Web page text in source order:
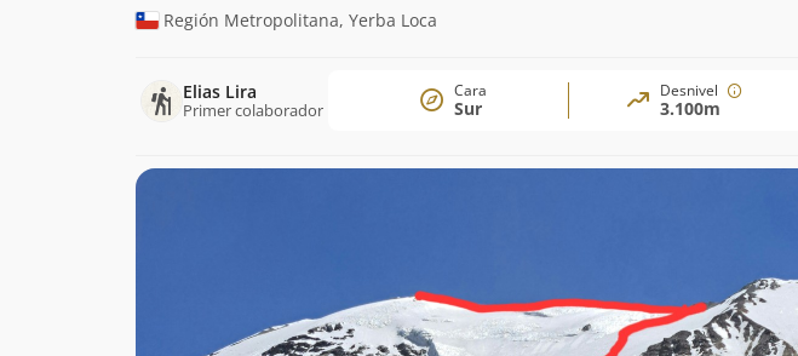
Región Metropolitana, Yerba Loca
Elias Lira
Primer colaborador
Cara
Sur
Desnivel
3.100m